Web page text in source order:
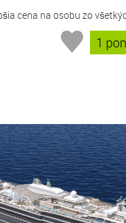
cena na osobu zo
1